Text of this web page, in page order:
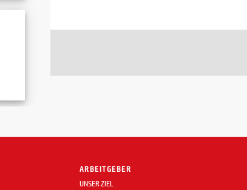
ARBEITGEBER
UNSER ZIEL